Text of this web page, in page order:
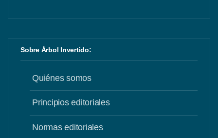
Sobre Árbol Invertido:
Quiénes somos
Principios editoriales
Normas editoriales